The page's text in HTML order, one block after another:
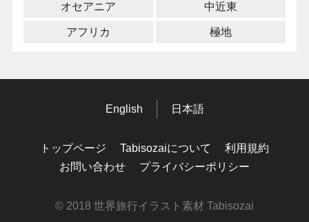
オセアニア 中近東
アフリカ 極地
English 日本語
トップページ Tabisozaiについて
利用規約
お問い合わせ
プライバシーポリシー
© 2018 世界旅行イラスト素材 Tabisozai